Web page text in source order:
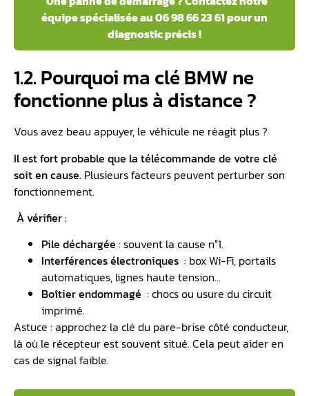
équipe spécialisée au 06 98 66 23 61 pour un
diagnostic précis !
1.2. Pourquoi ma clé BMW ne
fonctionne plus à distance ?
Vous avez beau appuyer, le véhicule ne réagit plus ?
Il est fort probable que la télécommande de votre clé
soit en cause. Plusieurs facteurs peuvent perturber son
fonctionnement.
À vérifier :
Pile déchargée : souvent la cause n°1.
Interférences électroniques : box Wi-Fi, portails
automatiques, lignes haute tension…
Boîtier endommagé ️ : chocs ou usure du circuit
imprimé.
Astuce : approchez la clé du pare-brise côté conducteur,
là où le récepteur est souvent situé. Cela peut aider en
cas de signal faible.